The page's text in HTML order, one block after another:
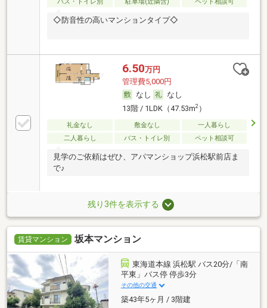
バス・トイレ別
駐車場(近隣含) ペット相談可
◇防音性の高いマンションタイプ◇
6.50万円
管理費5,000円
なし
なし
13階 / 1LDK（47.53m2）
礼金なし 敷金なし
一人暮らし
二人暮らし
バス・トイレ別 ペット相談可
見学のご依頼はぜひ、アパマンショップ浜松駅前店ま
で♪
残り3件を表示する
賃貸マンション 坂本マンション
東海道本線 浜松駅 バス20分/「南
平東」バス停 停歩3分
その他の交通
築43年5ヶ月 / 3階建